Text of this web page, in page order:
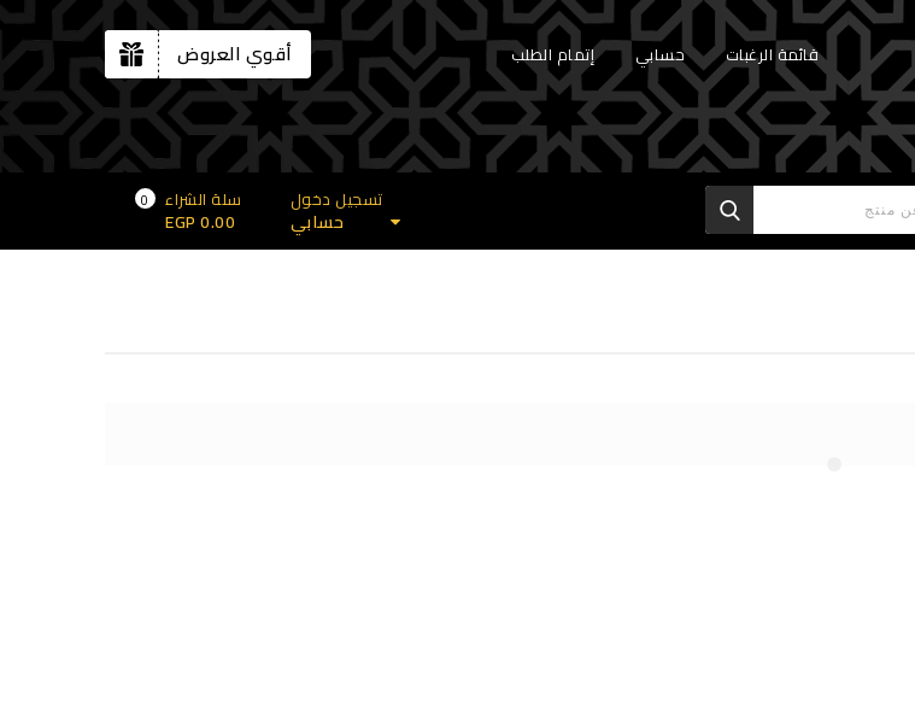
قائمة الرغبات حسابي إتمام الطلب أقوي العروض
تسجيل دخول
حسابي
0 سلة الشراء
EGP0.00